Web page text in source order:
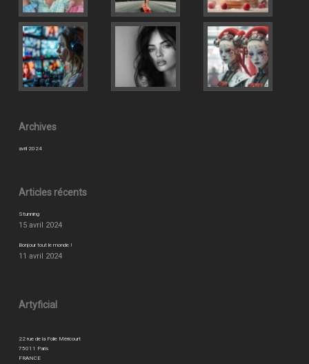
Archives
avril 2024
Articles récents
Stunning
15 avril 2024
Bonjour tout le monde !
11 avril 2024
Artyficial
22 rue de la Folie Méricourt
75011 Paris
FRANCE